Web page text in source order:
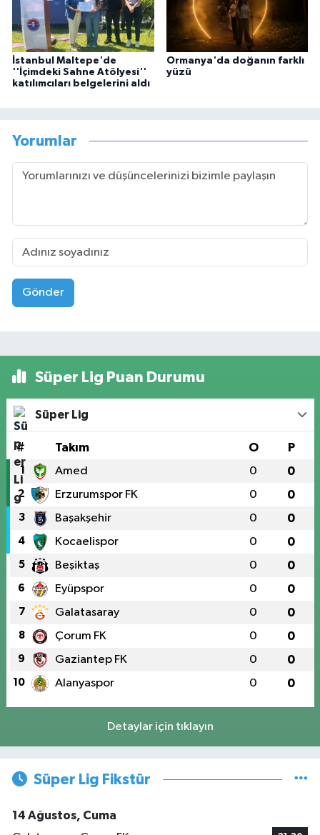
İstanbul Maltepe'de
''İçimdeki Sahne Atölyesi''
katılımcıları belgelerini aldı
Ormanya'da doğanın farklı
yüzü
Yorumlar
Gönder
Süper Lig Puan Durumu
Süper Lig
# Takım O P
1 Amed 0 0
2 Erzurumspor FK 0 0
3 Başakşehir 0 0
4 Kocaelispor 0 0
5 Beşiktaş 0 0
6 Eyüpspor 0 0
7 Galatasaray 0 0
8 Çorum FK 0 0
9 Gaziantep FK 0 0
10 Alanyaspor 0 0
Detaylar için tıklayın
Süper Lig Fikstür
14 Ağustos, Cuma